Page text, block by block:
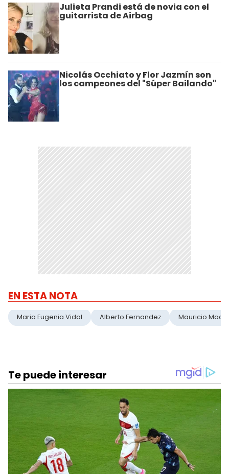
Julieta Prandi está de novia con el
guitarrista de Airbag
Nicolás Occhiato y Flor Jazmín son
los campeones del "Súper Bailando"
EN ESTA NOTA
Maria Eugenia Vidal Alberto Fernandez Mauricio Macri